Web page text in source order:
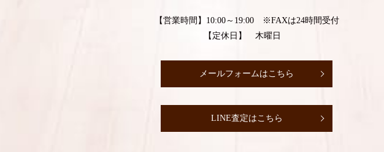
【営業時間】10:00～19:00 ※FAXは24時間受付
【定休日】 木曜日
メールフォームはこちら
LINE査定はこちら